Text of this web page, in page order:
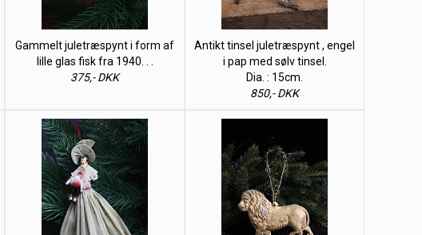
Gammelt juletræspynt i form af
lille glas fisk fra 1940. . .
375,- DKK
Antikt tinsel juletræspynt , engel
i pap med sølv tinsel.
Dia. : 15cm.
850,- DKK